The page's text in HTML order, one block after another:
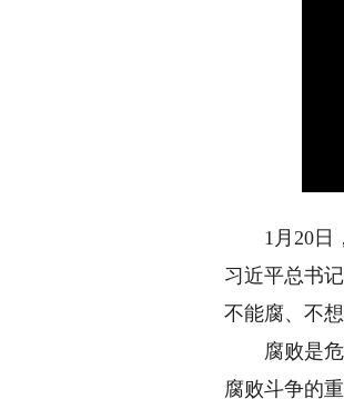
1月20日，
习近平总书
不能腐、不
腐败是危害
腐败斗争的